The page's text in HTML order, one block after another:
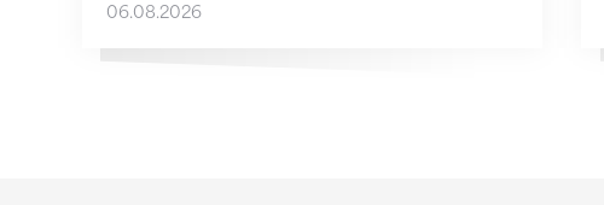
06.08.2026